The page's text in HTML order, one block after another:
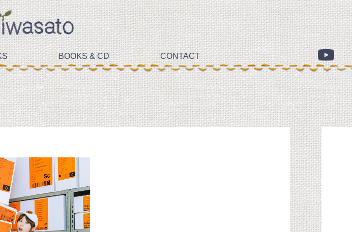
BOOKS & CD CONTACT